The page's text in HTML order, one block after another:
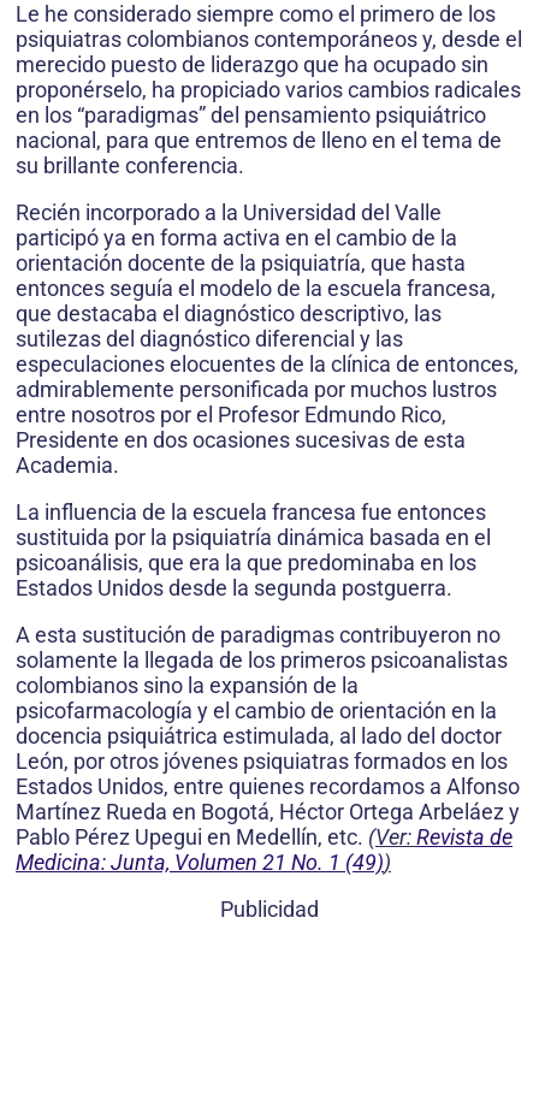
Le he considerado siempre como el primero de los
psiquiatras colombianos contemporáneos y, desde el
merecido puesto de liderazgo que ha ocupado sin
proponérselo, ha propiciado varios cambios radicales
en los “paradigmas” del pensamiento psiquiátrico
nacional, para que entremos de lleno en el tema de
su brillante conferencia.
Recién incorporado a la Universidad del Valle
participó ya en forma activa en el cambio de la
orientación docente de la psiquiatría, que hasta
entonces seguía el modelo de la escuela francesa,
que destacaba el diagnóstico descriptivo, las
sutilezas del diagnóstico diferencial y las
especulaciones elocuentes de la clínica de entonces,
admirablemente personificada por muchos lustros
entre nosotros por el Profesor Edmundo Rico,
Presidente en dos ocasiones sucesivas de esta
Academia.
La influencia de la escuela francesa fue entonces
sustituida por la psiquiatría dinámica basada en el
psicoanálisis, que era la que predominaba en los
Estados Unidos desde la segunda postguerra.
A esta sustitución de paradigmas contribuyeron no
solamente la llegada de los primeros psicoanalistas
colombianos sino la expansión de la
psicofarmacología y el cambio de orientación en la
docencia psiquiátrica estimulada, al lado del doctor
León, por otros jóvenes psiquiatras formados en los
Estados Unidos, entre quienes recordamos a Alfonso
Martínez Rueda en Bogotá, Héctor Ortega Arbeláez y
Pablo Pérez Upegui en Medellín, etc. (Ver:Revista de
Medicina: Junta, Volumen 21 No. 1 (49))
Publicidad